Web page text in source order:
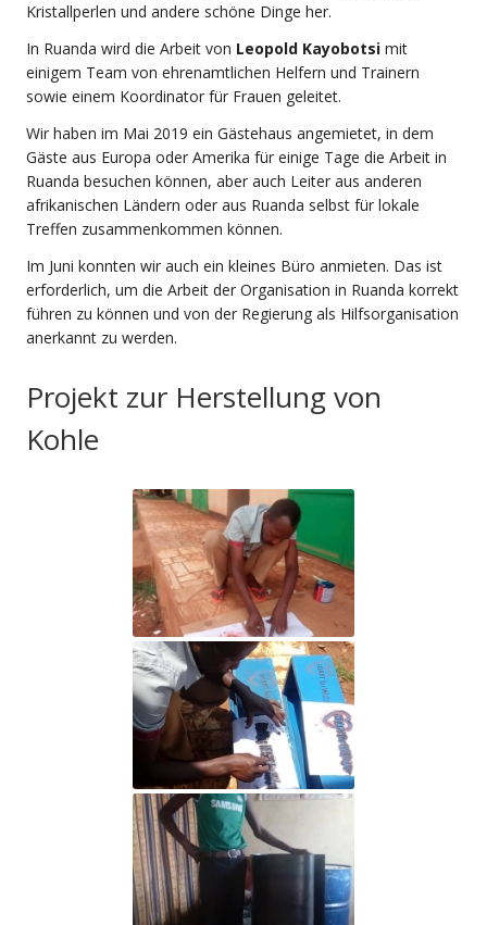
Kristallperlen und andere schöne Dinge her.
In Ruanda wird die Arbeit von Leopold Kayobotsi mit
einigem Team von ehrenamtlichen Helfern und Trainern
sowie einem Koordinator für Frauen geleitet.
Wir haben im Mai 2019 ein Gästehaus angemietet, in dem
Gäste aus Europa oder Amerika für einige Tage die Arbeit in
Ruanda besuchen können, aber auch Leiter aus anderen
afrikanischen Ländern oder aus Ruanda selbst für lokale
Treffen zusammenkommen können.
Im Juni konnten wir auch ein kleines Büro anmieten. Das ist
erforderlich, um die Arbeit der Organisation in Ruanda korrekt
führen zu können und von der Regierung als Hilfsorganisation
anerkannt zu werden.
Projekt zur Herstellung von
Kohle